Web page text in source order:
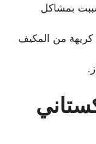
بمشاكل
كريهة من المكيف